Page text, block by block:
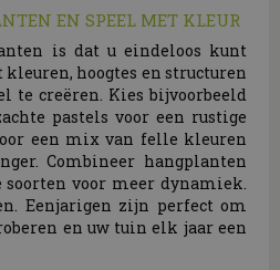
EN SPEEL MET KLEUR
is dat u eindeloos kunt
hoogtes en structuren
te creëren. Kies bijvoorbeeld
pastels voor een rustige
een mix van felle kleuren
Combineer hangplanten
voor meer dynamiek.
Eenjarigen zijn perfect om
en uw tuin elk jaar een